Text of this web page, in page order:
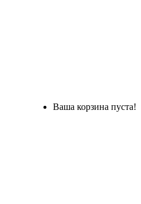
Ваша корзина пуста!